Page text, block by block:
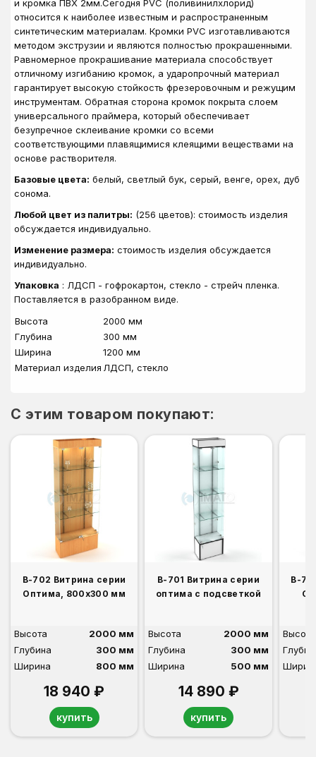
и кромка ПВХ 2мм.Сегодня PVC (поливинилхлорид)
относится к наиболее известным и распространенным
синтетическим материалам. Кромки PVC изготавливаются
методом экструзии и являются полностью прокрашенными.
Равномерное прокрашивание материала способствует
отличному изгибанию кромок, а ударопрочный материал
гарантирует высокую стойкость фрезеровочным и режущим
инструментам. Обратная сторона кромок покрыта слоем
универсального праймера, который обеспечивает
безупречное склеивание кромки со всеми
соответствующими плавящимися клеящими веществами на
основе растворителя.
Базовые цвета: белый, светлый бук, серый, венге, орех, дуб
сонома.
Любой цвет из палитры: (256 цветов): стоимость изделия
обсуждается индивидуально.
Изменение размера: стоимость изделия обсуждается
индивидуально.
Упаковка : ЛДСП - гофрокартон, стекло - стрейч пленка.
Поставляется в разобранном виде.
Высота
2000 мм
Глубина
300 мм
Ширина
1200 мм
Материал изделия ЛДСП, стекло
C этим товаром покупают:
В-702 Витрина серии
Оптима, 800x300 мм
Высота
2000 мм
Глубина
300 мм
Ширина
800 мм
18 940 ₽
купить
В-701 Витрина серии
оптима с подсветкой
Высота
2000 мм
Глубина
300 мм
Ширина
500 мм
14 890 ₽
купить
В-
Высота